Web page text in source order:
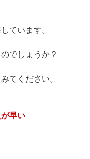
ています。
でしょうか？
てください。
早い